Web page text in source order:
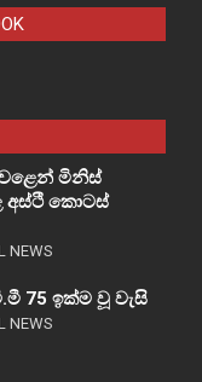
මිනිස්
අස්ථි කොටස්
NEWS
75 ඉක්ම වූ වැසි
NEWS